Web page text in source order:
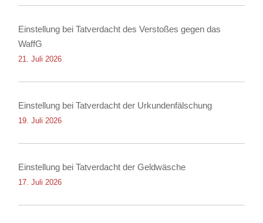
Einstellung bei Tatverdacht des Verstoßes gegen das
WaffG
21. Juli 2026
Einstellung bei Tatverdacht der Urkundenfälschung
19. Juli 2026
Einstellung bei Tatverdacht der Geldwäsche
17. Juli 2026